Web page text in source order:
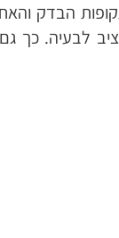
הבדק
לבעיה. כך